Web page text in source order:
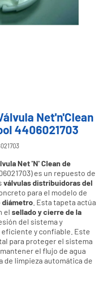
Net'n'Clean
4406021703
Net 'N' Clean de
es un repuesto de
válvulas distribuidoras del
para el modelo de
diámetro . Esta tapeta actúa
el sellado y cierre de la
del sistema y
y confiable. Este
para proteger el sistema
el flujo de agua
de limpieza automática de